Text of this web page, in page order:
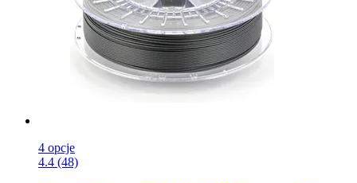
4 opcje
4.4 (48)